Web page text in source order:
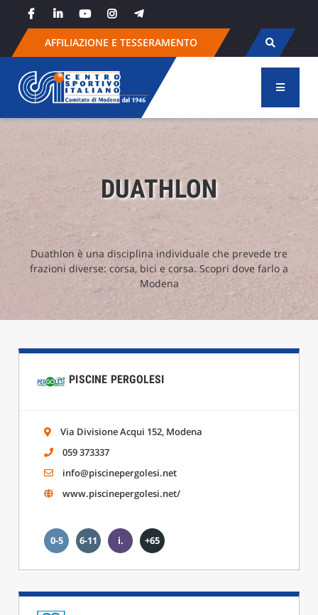
content
AFFILIAZIONE E TESSERAMENTO
DUATHLON
Duathlon è una disciplina individuale che prevede tre
frazioni diverse: corsa, bici e corsa. Scopri dove farlo a
Modena
PISCINE PERGOLESI
Via Divisione Acqui 152, Modena
059 373337
info@piscinepergolesi.net
www.piscinepergolesi.net/
0-5 6-11 i. +65